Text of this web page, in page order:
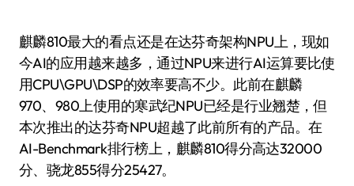
麒麟810最大的看点还是在达芬奇架构NPU上，现如
今AI的应用越来越多，通过NPU来进行AI运算要比使
用CPU\GPU\DSP的效率要高不少。此前在麒麟
970、980上使用的寒武纪NPU已经是行业翘楚，但
本次推出的达芬奇NPU超越了此前所有的产品。在
AI-Benchmark排行榜上，麒麟810得分高达32000
分、骁龙855得分25427。